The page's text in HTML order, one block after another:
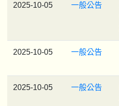
2025-10-05 一般公告
2025-10-05 一般公告
2025-10-05 一般公告